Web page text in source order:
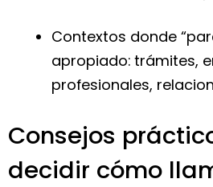
Contextos donde
apropiado: trámites,
profesionales,
Consejos
decidir cómo